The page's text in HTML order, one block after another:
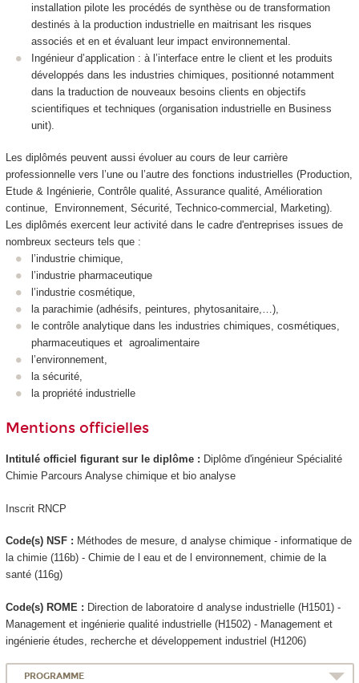
installation pilote les procédés de synthèse ou de transformation
destinés à la production industrielle en maitrisant les risques
associés et en et évaluant leur impact environnemental.
Ingénieur d’application : à l’interface entre le client et les produits
développés dans les industries chimiques, positionné notamment
dans la traduction de nouveaux besoins clients en objectifs
scientifiques et techniques (organisation industrielle en Business
unit).
Les diplômés peuvent aussi évoluer au cours de leur carrière
professionnelle vers l’une ou l’autre des fonctions industrielles (Production,
Etude & Ingénierie, Contrôle qualité, Assurance qualité, Amélioration
continue, Environnement, Sécurité, Technico-commercial, Marketing).
Les diplômés exercent leur activité dans le cadre d'entreprises issues de
nombreux secteurs tels que :
l’industrie chimique,
l’industrie pharmaceutique
l’industrie cosmétique,
la parachimie (adhésifs, peintures, phytosanitaire,…),
le contrôle analytique dans les industries chimiques, cosmétiques,
pharmaceutiques et agroalimentaire
l’environnement,
la sécurité,
la propriété industrielle
Mentions officielles
Intitulé officiel figurant sur le diplôme : Diplôme d'ingénieur Spécialité
Chimie Parcours Analyse chimique et bio analyse
Inscrit RNCP
Code(s) NSF : Méthodes de mesure, d analyse chimique - informatique de
la chimie (116b) - Chimie de l eau et de l environnement, chimie de la
santé (116g)
Code(s) ROME : Direction de laboratoire d analyse industrielle (H1501) -
Management et ingénierie qualité industrielle (H1502) - Management et
ingénierie études, recherche et développement industriel (H1206)
PROGRAMME